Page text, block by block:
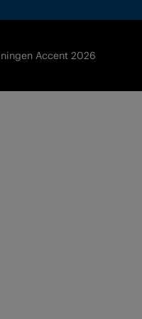
Accent 2026